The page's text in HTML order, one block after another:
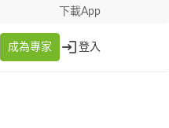
下載App
成為專家 登入